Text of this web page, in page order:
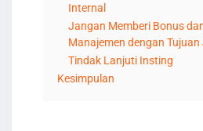
Internal
Jangan Memberi Bonus
Manajemen dengan
Tindak Lanjuti Insting
Kesimpulan